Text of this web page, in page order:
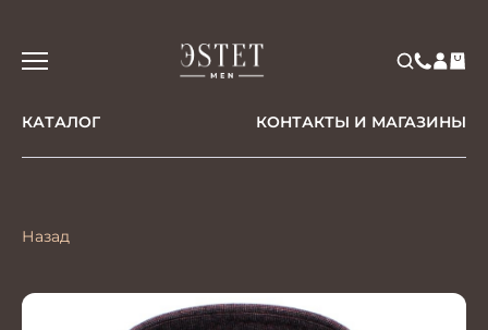
КАТАЛОГ КОНТАКТЫ И МАГАЗИНЫ
Назад